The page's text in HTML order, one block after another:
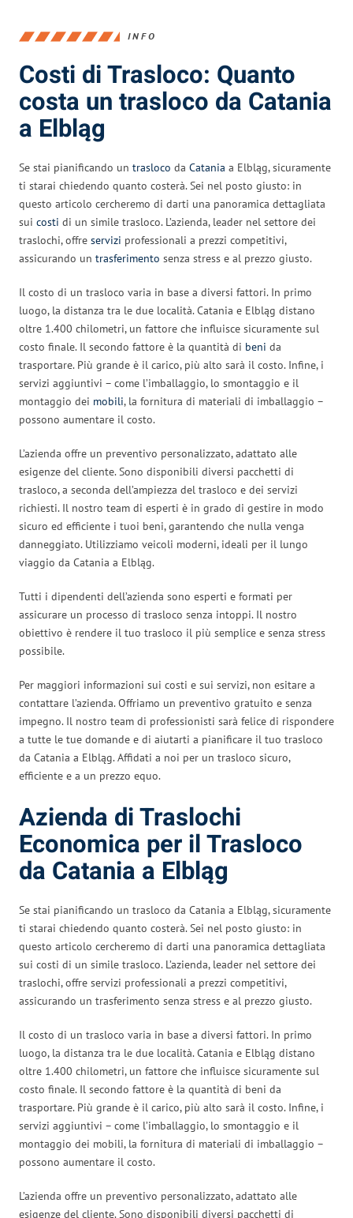
INFO
Costi di Trasloco: Quanto
costa un trasloco da Catania
a Elbląg
Se stai pianificando un trasloco da Catania a Elbląg, sicuramente
ti starai chiedendo quanto costerà. Sei nel posto giusto: in
questo articolo cercheremo di darti una panoramica dettagliata
sui costi di un simile trasloco. L’azienda, leader nel settore dei
traslochi, offre servizi professionali a prezzi competitivi,
assicurando un trasferimento senza stress e al prezzo giusto.
Il costo di un trasloco varia in base a diversi fattori. In primo
luogo, la distanza tra le due località. Catania e Elbląg distano
oltre 1.400 chilometri, un fattore che influisce sicuramente sul
costo finale. Il secondo fattore è la quantità di beni da
trasportare. Più grande è il carico, più alto sarà il costo. Infine, i
servizi aggiuntivi – come l’imballaggio, lo smontaggio e il
montaggio dei mobili, la fornitura di materiali di imballaggio –
possono aumentare il costo.
L’azienda offre un preventivo personalizzato, adattato alle
esigenze del cliente. Sono disponibili diversi pacchetti di
trasloco, a seconda dell’ampiezza del trasloco e dei servizi
richiesti. Il nostro team di esperti è in grado di gestire in modo
sicuro ed efficiente i tuoi beni, garantendo che nulla venga
danneggiato. Utilizziamo veicoli moderni, ideali per il lungo
viaggio da Catania a Elbląg.
Tutti i dipendenti dell’azienda sono esperti e formati per
assicurare un processo di trasloco senza intoppi. Il nostro
obiettivo è rendere il tuo trasloco il più semplice e senza stress
possibile.
Per maggiori informazioni sui costi e sui servizi, non esitare a
contattare l’azienda. Offriamo un preventivo gratuito e senza
impegno. Il nostro team di professionisti sarà felice di rispondere
a tutte le tue domande e di aiutarti a pianificare il tuo trasloco
da Catania a Elbląg. Affidati a noi per un trasloco sicuro,
efficiente e a un prezzo equo.
Azienda di Traslochi
Economica per il Trasloco
da Catania a Elbląg
Se stai pianificando un trasloco da Catania a Elbląg, sicuramente
ti starai chiedendo quanto costerà. Sei nel posto giusto: in
questo articolo cercheremo di darti una panoramica dettagliata
sui costi di un simile trasloco. L’azienda, leader nel settore dei
traslochi, offre servizi professionali a prezzi competitivi,
assicurando un trasferimento senza stress e al prezzo giusto.
Il costo di un trasloco varia in base a diversi fattori. In primo
luogo, la distanza tra le due località. Catania e Elbląg distano
oltre 1.400 chilometri, un fattore che influisce sicuramente sul
costo finale. Il secondo fattore è la quantità di beni da
trasportare. Più grande è il carico, più alto sarà il costo. Infine, i
servizi aggiuntivi – come l’imballaggio, lo smontaggio e il
montaggio dei mobili, la fornitura di materiali di imballaggio –
possono aumentare il costo.
L’azienda offre un preventivo personalizzato, adattato alle
esigenze del cliente. Sono disponibili diversi pacchetti di